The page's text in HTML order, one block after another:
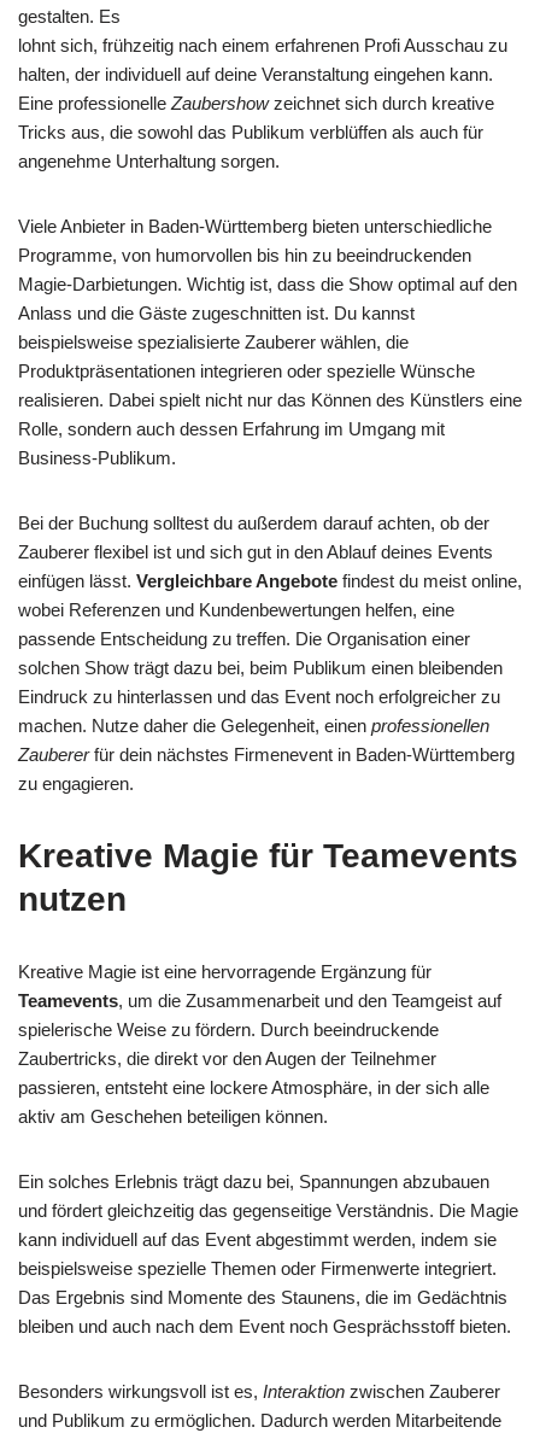
gestalten. Es
lohnt sich, frühzeitig nach einem erfahrenen Profi Ausschau zu
halten, der individuell auf deine Veranstaltung eingehen kann.
Eine professionelle Zaubershowzeichnet sich durch kreative
Tricks aus, die sowohl das Publikum verblüffen als auch für
angenehme Unterhaltung sorgen.
Viele Anbieter in Baden-Württemberg bieten unterschiedliche
Programme, von humorvollen bis hin zu beeindruckenden
Magie-Darbietungen. Wichtig ist, dass die Show optimal auf den
Anlass und die Gäste zugeschnitten ist. Du kannst
beispielsweise spezialisierte Zauberer wählen, die
Produktpräsentationen integrieren oder spezielle Wünsche
realisieren. Dabei spielt nicht nur das Können des Künstlers eine
Rolle, sondern auch dessen Erfahrung im Umgang mit
Business-Publikum.
Bei der Buchung solltest du außerdem darauf achten, ob der
Zauberer flexibel ist und sich gut in den Ablauf deines Events
einfügen lässt. Vergleichbare Angebote findest du meist online,
wobei Referenzen und Kundenbewertungen helfen, eine
passende Entscheidung zu treffen. Die Organisation einer
solchen Show trägt dazu bei, beim Publikum einen bleibenden
Eindruck zu hinterlassen und das Event noch erfolgreicher zu
machen. Nutze daher die Gelegenheit, einen professionellen
Zaubererfür dein nächstes Firmenevent in Baden-Württemberg
zu engagieren.
Kreative Magie für Teamevents
nutzen
Kreative Magie ist eine hervorragende Ergänzung für
Teamevents, um die Zusammenarbeit und den Teamgeist auf
spielerische Weise zu fördern. Durch beeindruckende
Zaubertricks, die direkt vor den Augen der Teilnehmer
passieren, entsteht eine lockere Atmosphäre, in der sich alle
aktiv am Geschehen beteiligen können.
Ein solches Erlebnis trägt dazu bei, Spannungen abzubauen
und fördert gleichzeitig das gegenseitige Verständnis. Die Magie
kann individuell auf das Event abgestimmt werden, indem sie
beispielsweise spezielle Themen oder Firmenwerte integriert.
Das Ergebnis sind Momente des Staunens, die im Gedächtnis
bleiben und auch nach dem Event noch Gesprächsstoff bieten.
Besonders wirkungsvoll ist es, Interaktion zwischen Zauberer
und Publikum zu ermöglichen. Dadurch werden Mitarbeitende